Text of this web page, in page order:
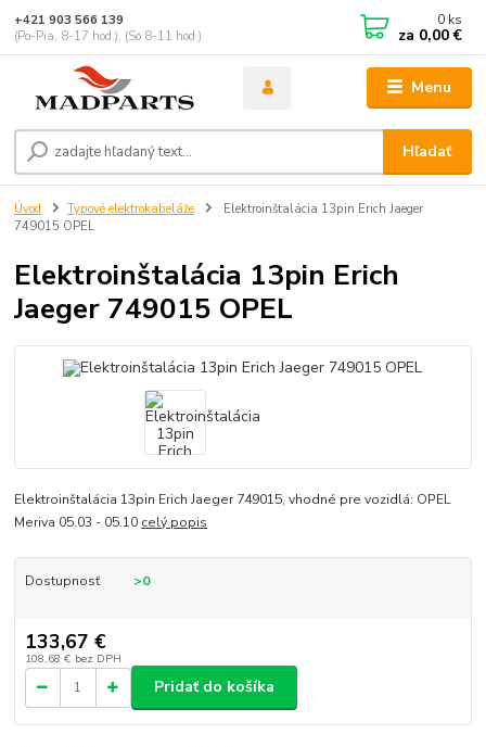
Menu
Hľadať
+421 903 566 139
(Po-Pia, 8-17 hod.), (So 8-11 hod.)
0 ks
za 0,00 €
Úvod Typové elektrokabeláže
Elektroinštalácia 13pin Erich Jaeger
749015 OPEL
Elektroinštalácia 13pin Erich
Jaeger 749015 OPEL
Elektroinštalácia 13pin Erich Jaeger 749015, vhodné pre vozidlá: OPEL
Meriva 05.03 - 05.10 celý popis
Dostupnosť >0
133,67 €
108,68 € bez DPH
Pridať do košíka